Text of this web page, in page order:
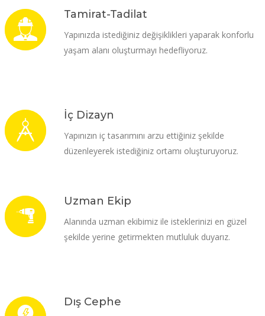
Tamirat-Tadilat
Yapınızda istediğiniz değişiklikleri yaparak konforlu
yaşam alanı oluşturmayı hedefliyoruz.
İç Dizayn
Yapınızın iç tasarımını arzu ettiğiniz şekilde
düzenleyerek istediğiniz ortamı oluşturuyoruz.
Uzman Ekip
Alanında uzman ekibimiz ile isteklerinizi en güzel
şekilde yerine getirmekten mutluluk duyarız.
Dış Cephe